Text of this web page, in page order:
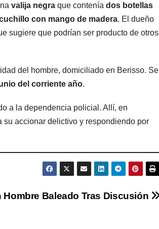
valija negra que contenía dos botellas
con mango de madera. El dueño
sugiere que podrían ser producto de otros
del hombre, domiciliado en Berisso. Se
del corriente año.
a la dependencia policial. Allí, en
su accionar delictivo y respondiendo por
Hombre Baleado Tras Discusión